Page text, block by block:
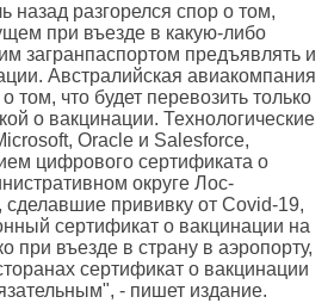
назад разгорелся спор о том,
при въезде в какую-либо
загранпаспортом предъявлять и
Австралийская авиакомпания
том, что будет перевозить только
о вакцинации. Технологические
Oracle и Salesforce,
цифрового сертификата о
округе Лос-
прививку от Covid-19,
сертификат о вакцинации на
при въезде в страну в аэропорту,
сертификат о вакцинации
- пишет издание.